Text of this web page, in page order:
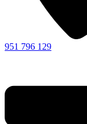
951 796 129